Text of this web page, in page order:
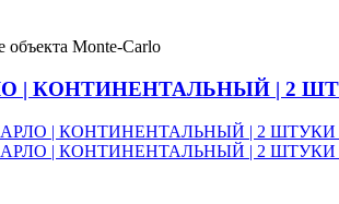
Monte-Carlo
| КОНТИНЕНТАЛЬНЫЙ | 2